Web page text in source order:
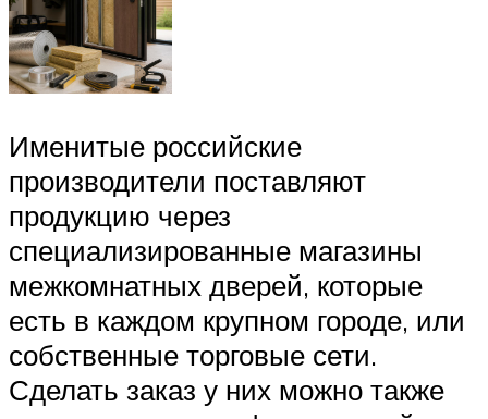
Именитые российские
производители поставляют
продукцию через
специализированные магазины
межкомнатных дверей, которые
есть в каждом крупном городе, или
собственные торговые сети.
Сделать заказ у них можно также